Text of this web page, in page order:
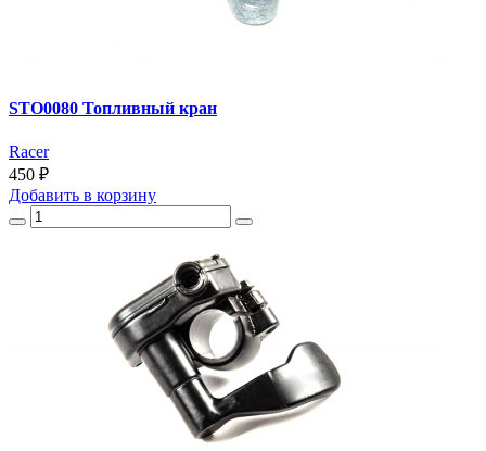
STO0080 Топливный кран
Racer
450 ₽
Добавить в корзину